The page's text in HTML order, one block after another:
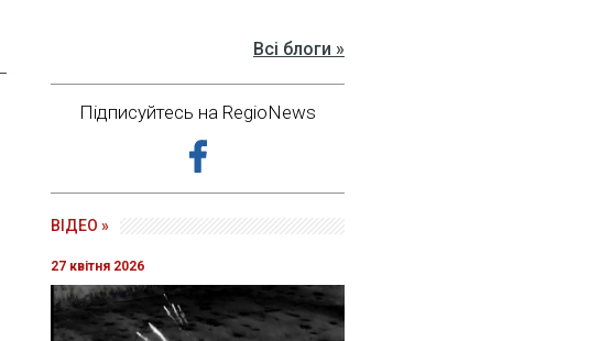
Всі блоги »
Підписуйтесь на RegioNews
ВІДЕО »
27 квітня 2026